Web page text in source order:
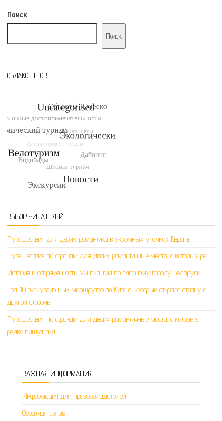
Поиск
Поиск
ОБЛАКО ТЕГОВ
ВЫБОР ЧИТАТЕЛЕЙ
Путешествия для двоих: романтика в укромных уголках Европы
Путешествия по странам для двоих: романтичные места, о которых ре
История и современность Минска: гид по главному городу Беларуси
Топ-10 экскурсионных маршрутов по Китаю, которые откроют страну с
другой стороны
Путешествия по странам для двоих: романтичные места, о которых
редко пишут гиды
ВАЖНАЯ ИНФОРМАЦИЯ
Информация для правообладателей
Обратная связь